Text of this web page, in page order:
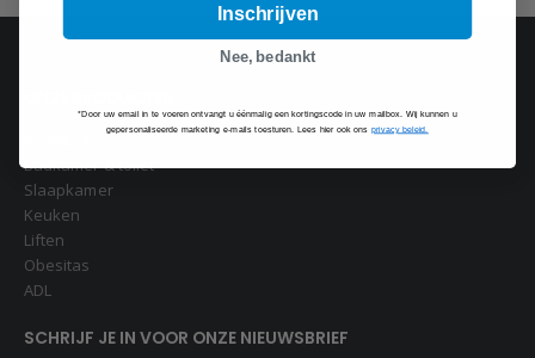
Badkamer & toilet
Slaapkamer
Keuken
Liften
Obesitas
ADL
SCHRIJF JE IN VOOR ONZE NIEUWSBRIEF
Inschrijven
Nee, bedankt
*Door uw email in te voeren ontvangt u éénmalig een kortingscode in uw mailbox. Wij kunnen u
gepersonaliseerde marketing e-mails toesturen. Lees hier ook ons privacy beleid.